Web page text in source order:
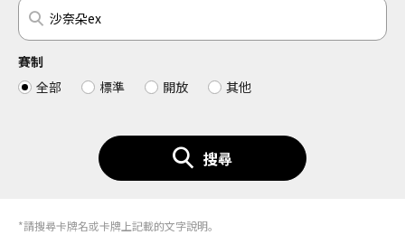
賽制
全部
標準 開放 其他
搜尋
*請搜尋卡牌名或卡牌上記載的文字說明。